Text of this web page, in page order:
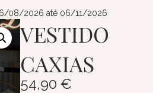
08/2026 até 06/11/2026
VESTIDO
CAXIAS
54,90 €